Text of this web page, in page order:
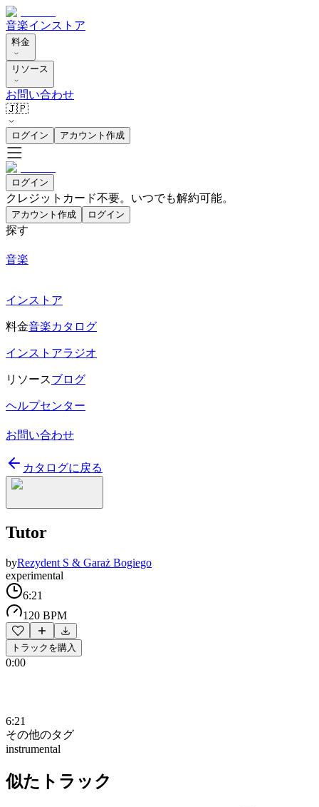
音楽インストア
料金
リソース
お問い合わせ
🇯🇵
ログイン アカウント作成
ログイン
クレジットカード不要。いつでも解約可能。
アカウント作成 ログイン
探す
音楽
インストア
料金音楽カタログ
インストアラジオ
リソースブログ
ヘルプセンター
お問い合わせ
カタログに戻る
Tutor
byRezydent S & Garaż Bogiego
experimental
6:21
120 BPM
トラックを購入
0:00
6:21
その他のタグ
instrumental
似たトラック